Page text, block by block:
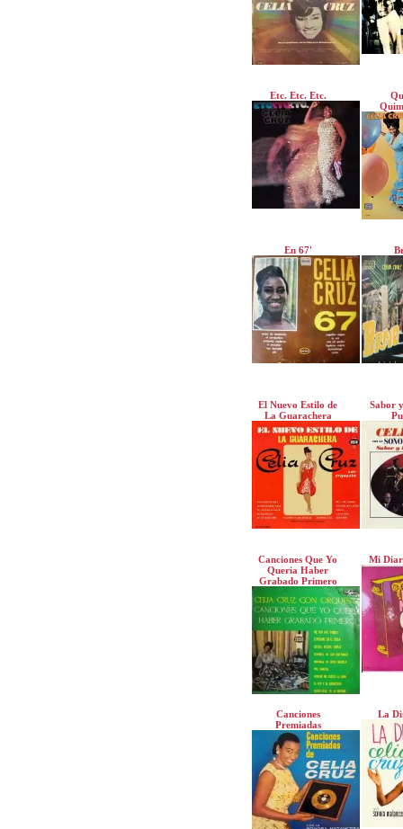
Etc. Etc. Etc.
En 67'
El Nuevo Estilo de
La Guarachera
Sabor
Canciones Que Yo
Queria Haber
Grabado Primero
Mi
Canciones
Premiadas
La